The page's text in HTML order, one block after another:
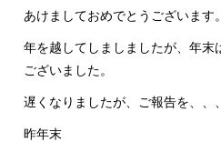
あけましておめでとうございます。
年を越してしましましたが、年末
ございました。
遅くなりましたが、ご報告を、、、
昨年末